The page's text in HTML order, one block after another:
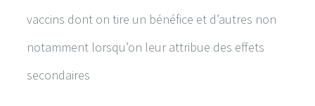
vaccins dont on tire un bénéfice et d’autres non
notamment lorsqu’on leur attribue des effets
secondaires